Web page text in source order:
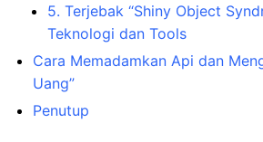
5. Terjebak “Shiny Object
Teknologi dan Tools
Cara Memadamkan Api dan
Uang”
Penutup